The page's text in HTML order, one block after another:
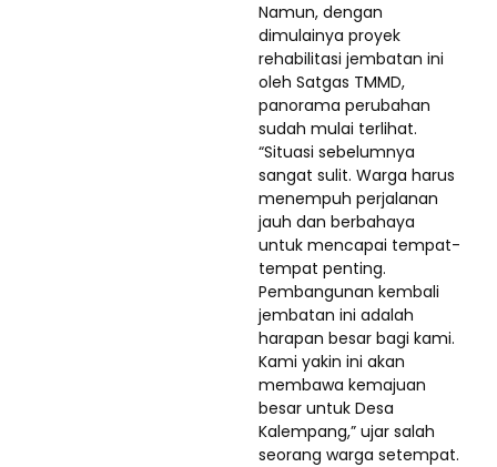
Namun, dengan
dimulainya proyek
rehabilitasi jembatan ini
oleh Satgas TMMD,
panorama perubahan
sudah mulai terlihat.
“Situasi sebelumnya
sangat sulit. Warga harus
menempuh perjalanan
jauh dan berbahaya
untuk mencapai tempat-
tempat penting.
Pembangunan kembali
jembatan ini adalah
harapan besar bagi kami.
Kami yakin ini akan
membawa kemajuan
besar untuk Desa
Kalempang,” ujar salah
seorang warga setempat.